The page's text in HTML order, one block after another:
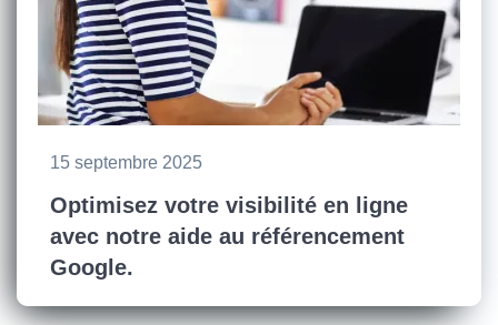
15 septembre 2025
Optimisez votre visibilité en ligne
avec notre aide au référencement
Google.